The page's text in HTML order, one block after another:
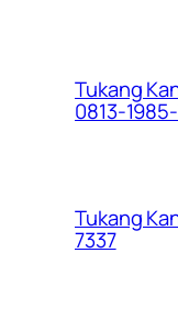
Tukang
0813-
Tukang
7337